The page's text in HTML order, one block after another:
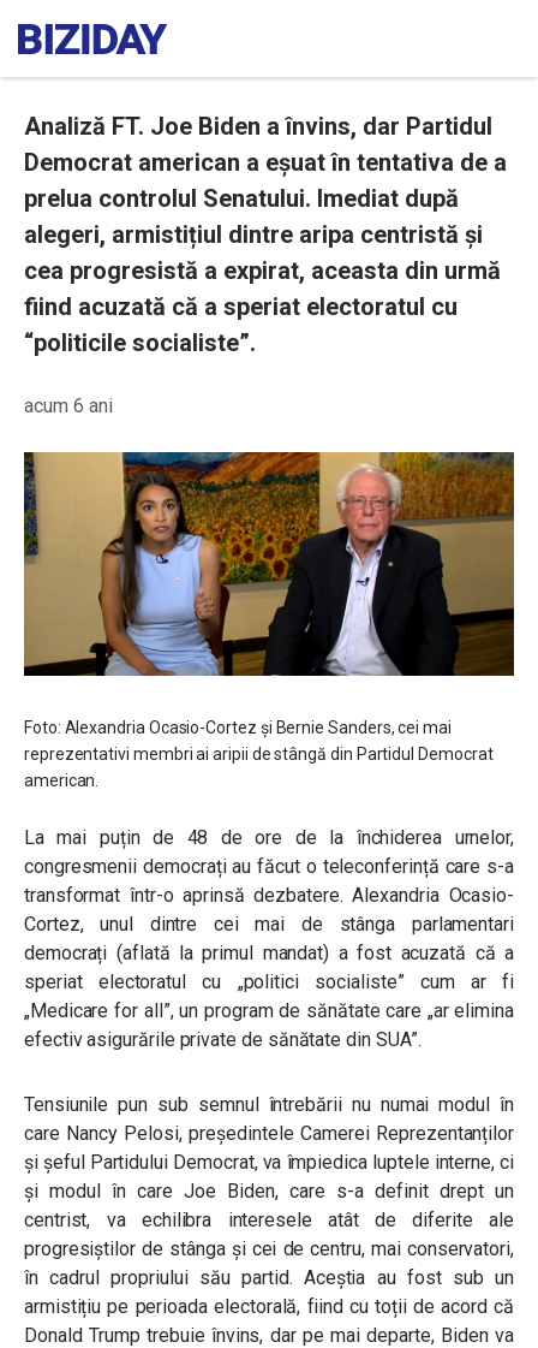
Analiză FT. Joe Biden a învins, dar Partidul
Democrat american a eșuat în tentativa de a
prelua controlul Senatului. Imediat după
alegeri, armistițiul dintre aripa centristă și
cea progresistă a expirat, aceasta din urmă
fiind acuzată că a speriat electoratul cu
“politicile socialiste”.
acum 6 ani
Foto: Alexandria Ocasio-Cortez și Bernie Sanders, cei mai
reprezentativi membri ai aripii de stângă din Partidul Democrat
american.
La mai puțin de 48 de ore de la închiderea urnelor,
congresmenii democrați au făcut o teleconferință care s-a
transformat într-o aprinsă dezbatere. Alexandria Ocasio-
Cortez, unul dintre cei mai de stânga parlamentari
democrați (aflată la primul mandat) a fost acuzată că a
speriat electoratul cu „politici socialiste” cum ar fi
„Medicare for all”, un program de sănătate care „ar elimina
efectiv asigurările private de sănătate din SUA”.
Tensiunile pun sub semnul întrebării nu numai modul în
care Nancy Pelosi, președintele Camerei Reprezentanților
și șeful Partidului Democrat, va împiedica luptele interne, ci
și modul în care Joe Biden, care s-a definit drept un
centrist, va echilibra interesele atât de diferite ale
progresiștilor de stânga ​​și cei de centru, mai conservatori,
în cadrul propriului său partid. Aceștia au fost sub un
armistițiu pe perioada electorală, fiind cu toții de acord că
Donald Trump trebuie învins, dar pe mai departe, Biden va